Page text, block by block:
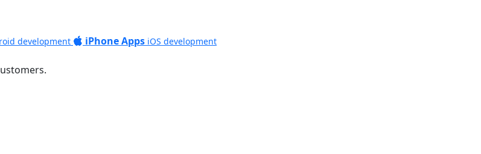
development iPhone Apps iOS development